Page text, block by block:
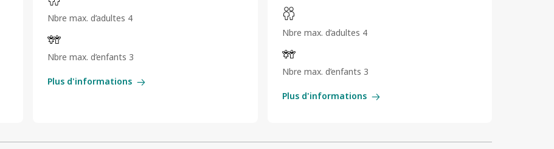
Nbre max. d’adultes 4
Nbre max. d’enfants 3
Plus d'informations
Nbre max. d’adultes 4
Nbre max. d’enfants 3
Plus d'informations